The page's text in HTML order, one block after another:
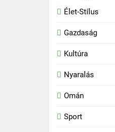
Élet-Stílus
Gazdaság
Kultúra
Nyaralás
Omán
Sport